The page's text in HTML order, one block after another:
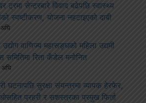
ट्रमा सेन्टरबारे विवाद बढेपछि स्वास्थ्य
स्पष्टीकरण, योजना नहटाइएको दाबी
वाणिज्य महासङ्घको महिला उद्यमी
समितिमा रिता कँडेल मनोनित
अघि
घटनापछि सुरक्षा संयन्त्रमा व्यापक हेरफेर,
प्रहरी र सशस्त्रका प्रमुख फिर्ता